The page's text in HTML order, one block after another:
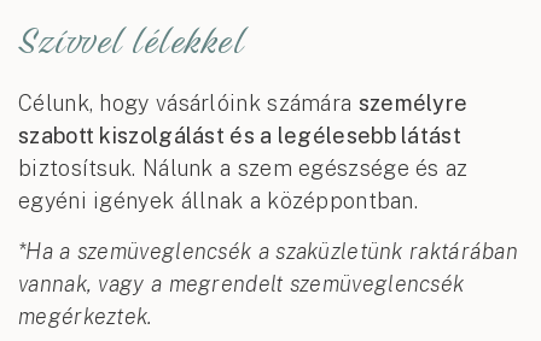
Szívvel lélekkel
Célunk, hogy vásárlóink számára személyre
szabott kiszolgálást és a legélesebb látást
biztosítsuk. Nálunk a szem egészsége és az
egyéni igények állnak a középpontban.
*Ha a szemüveglencsék a szaküzletünk raktárában
vannak, vagy a megrendelt szemüveglencsék
megérkeztek.